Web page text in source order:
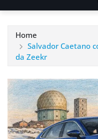
Home
Salvador Caetano
da Zeekr